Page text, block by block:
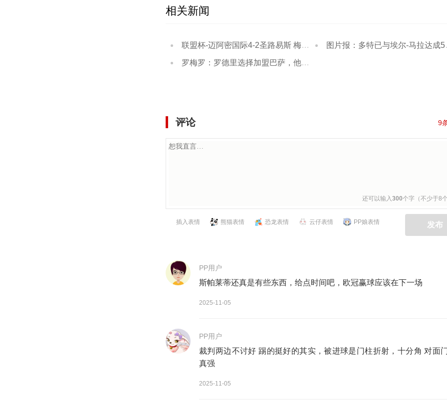
相关新闻
联盟杯-迈阿密国际4-2圣路易斯 梅西两射一传 图片报：多特已与埃尔-马拉达成5年合同，科隆要5000万欧
罗梅罗：罗德里选择加盟巴萨，他认可弗里克的建队计划
评论 9
还可以输入300个字（不少于8
发布
插入表情 熊猫表情 恐龙表情 云仔表情 PP娘表情
PP用户
斯帕莱蒂还真是有些东西，给点时间吧，欧冠赢球应该在下一场
2025-11-05
PP用户
裁判两边不讨好 踢的挺好的其实，被进球是门柱折射，十分角 对面
真强
2025-11-05